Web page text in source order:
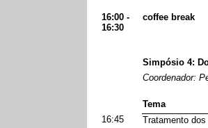
16:00 -
16:30
coffee break
Simpósio 4:
Coordenador:
Tema
16:45
Tratamento